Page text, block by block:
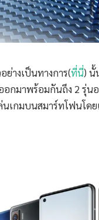
างเป็นทางการ(ที่นี่) นั้
กมาพร้อมกันถึง 2 รุ่นอ
เกมบนสมาร์ทโฟนโด